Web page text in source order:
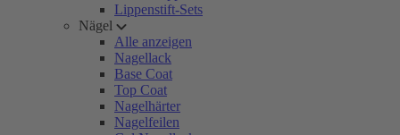
Lippenstift-Sets
Nägel
Alle anzeigen
Nagellack
Base Coat
Top Coat
Nagelhärter
Nagelfeilen